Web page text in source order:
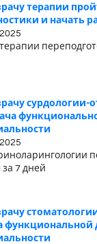
терапии
и начать
7 дней
функциональной